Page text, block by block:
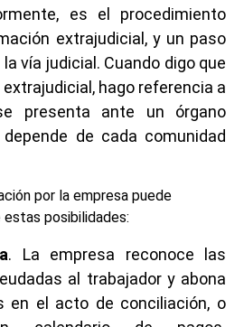
es el procedimiento
extrajudicial, y un paso
vía judicial. Cuando digo que
hago referencia a
presenta ante un órgano
de cada comunidad
por la empresa puede
estas posibilidades:
. La empresa reconoce las
al trabajador y abona
en el acto de conciliación, o